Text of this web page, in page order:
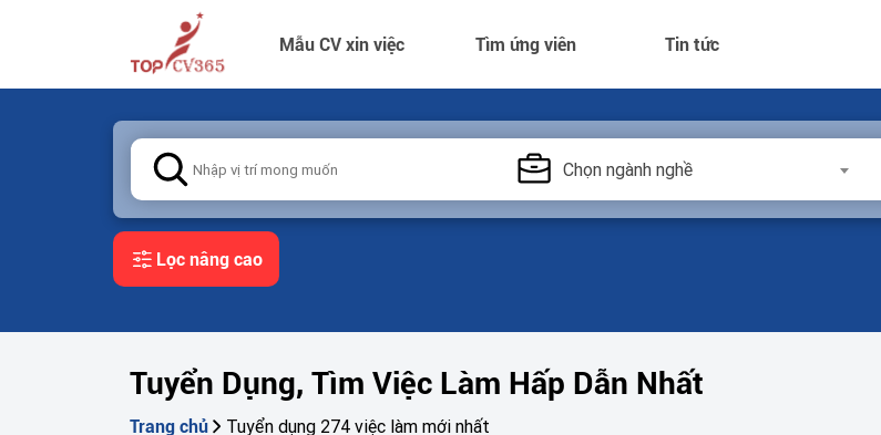
Mẫu CV xin việc Tìm ứng viên Tin tức
Chọn ngành nghề
Lọc nâng cao
Tuyển Dụng, Tìm Việc Làm Hấp Dẫn Nhất
Trang chủ Tuyển dụng 274 việc làm mới nhất